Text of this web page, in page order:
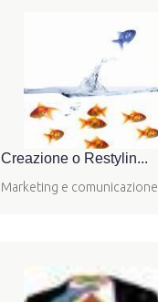
Creazione o Restylin...
Marketing e comunicazione